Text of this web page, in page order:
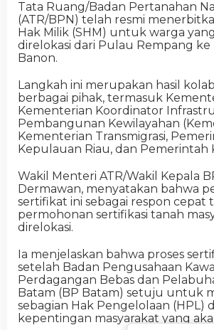
Tata Ruang/Badan Pertanahan
(ATR/BPN) telah resmi
Hak Milik (SHM) untuk warga
direlokasi dari Pulau Rempang ke
Banon.
Langkah ini merupakan hasil
berbagai pihak, termasuk
Kementerian Koordinator
Pembangunan Kewilayahan
Kementerian Transmigrasi,
Kepulauan Riau, dan Pemerintah
Wakil Menteri ATR/Wakil Kepala
Dermawan, menyatakan bahwa
sertifikat ini sebagai respon cepat
permohonan sertifikasi tanah
direlokasi.
Ia menjelaskan bahwa proses
setelah Badan Pengusahaan
Perdagangan Bebas dan
Batam (BP Batam) setuju untuk
sebagian Hak Pengelolaan (HPL)
kepentingan masyarakat yang